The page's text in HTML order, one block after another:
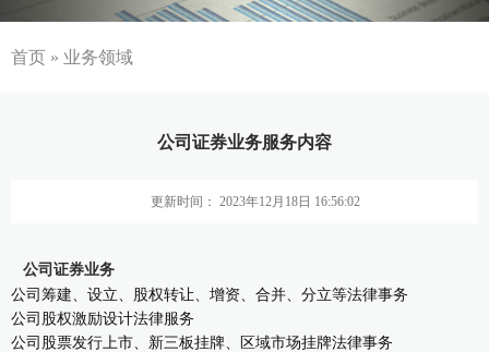
康桥党建
业务领域
康桥法治研究院
首页 » 业务领域
公司证券业务服务内容
更新时间： 2023年12月18日 16:56:02
公司证券业务
公司筹建、设立、股权转让、增资、合并、分立等法律事务
公司股权激励设计法律服务
公司股票发行上市、新三板挂牌、区域市场挂牌法律事务